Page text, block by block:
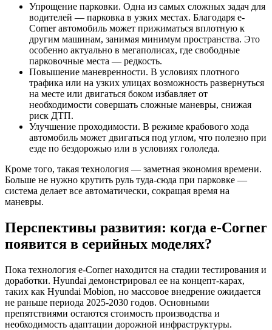
Упрощение парковки. Одна из самых сложных задач для
водителей — парковка в узких местах. Благодаря e-
Corner автомобиль может прижиматься вплотную к
другим машинам, занимая минимум пространства. Это
особенно актуально в мегаполисах, где свободные
парковочные места — редкость.
Повышение маневренности. В условиях плотного
трафика или на узких улицах возможность развернуться
на месте или двигаться боком избавляет от
необходимости совершать сложные маневры, снижая
риск ДТП.
Улучшение проходимости. В режиме крабового хода
автомобиль может двигаться под углом, что полезно при
езде по бездорожью или в условиях гололеда.
Кроме того, такая технология — заметная экономия времени.
Больше не нужно крутить руль туда-сюда при парковке —
система делает все автоматически, сокращая время на
маневры.
Перспективы развития: когда e-Corner
появится в серийных моделях?
Пока технология e-Corner находится на стадии тестирования и
доработки. Hyundai демонстрировал ее на концепт-карах,
таких как Hyundai Mobion, но массовое внедрение ожидается
не раньше периода 2025-2030 годов. Основными
препятствиями остаются стоимость производства и
необходимость адаптации дорожной инфраструктуры.